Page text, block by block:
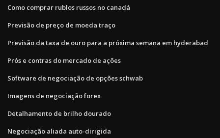
Como comprar rublos russos no canadá
Previsão de preço de moeda traço
Previsão da taxa de ouro para a próxima semana em hyderabad
Prós e contras do mercado de ações
Software de negociação de opções schwab
Imagens de negociação forex
Detalhamento de brilho dourado
Negociação aliada auto-dirigida